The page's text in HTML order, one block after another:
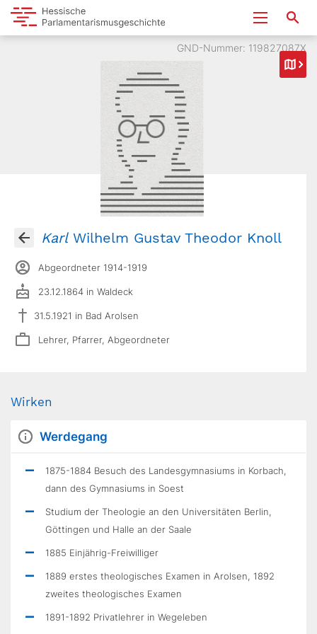
GND-Nummer: 119827087X
KarlWilhelm Gustav Theodor Knoll
Abgeordneter 1914-1919
23.12.1864 in Waldeck
31.5.1921 in Bad Arolsen
Lehrer, Pfarrer, Abgeordneter
Wirken
Werdegang
1875-1884 Besuch des Landesgymnasiums in Korbach,
dann des Gymnasiums in Soest
Studium der Theologie an den Universitäten Berlin,
Göttingen und Halle an der Saale
1885 Einjährig-Freiwilliger
1889 erstes theologisches Examen in Arolsen, 1892
zweites theologisches Examen
1891-1892 Privatlehrer in Wegeleben